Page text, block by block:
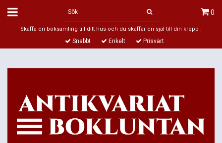
0
Skaffa en boksamling till ditt hus och du skaffar en själ till din kropp .
Snabbt Enkelt Prisvärt